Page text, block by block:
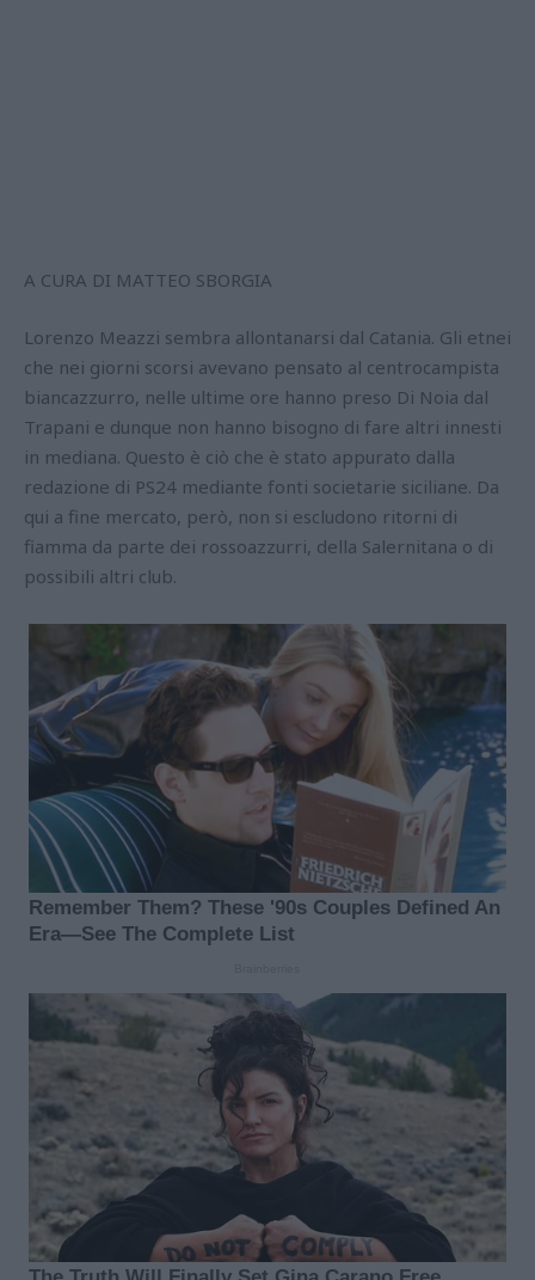
A CURA DI MATTEO SBORGIA
Lorenzo Meazzi sembra allontanarsi dal Catania. Gli etnei
che nei giorni scorsi avevano pensato al centrocampista
biancazzurro, nelle ultime ore hanno preso Di Noia dal
Trapani e dunque non hanno bisogno di fare altri innesti
in mediana. Questo è ciò che è stato appurato dalla
redazione di PS24 mediante fonti societarie siciliane. Da
qui a fine mercato, però, non si escludono ritorni di
fiamma da parte dei rossoazzurri, della Salernitana o di
possibili altri club.